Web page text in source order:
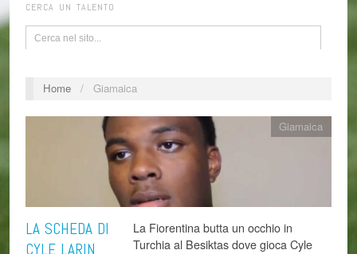
CERCA UN TALENTO
Home / Giamaica
LA SCHEDA DI
CYLE LARIN
Giamaica
La Fiorentina butta un occhio in
Turchia al Besiktas dove gioca Cyle